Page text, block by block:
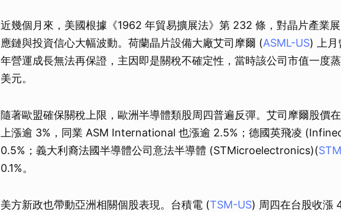
近幾個月來，美國根據《1962 年貿易擴展法》第 232 條，對晶片產業
應鏈與投資信心大幅波動。荷蘭晶片設備大廠艾司摩爾 (ASML-US) 上
年營運成長無法再保證，主因即是關稅不確定性，當時該公司市值一度
美元。
隨著歐盟確保關稅上限，歐洲半導體類股周四普遍反彈。艾司摩爾股價
上漲逾 3%，同業 ASM International 也漲逾 2.5%；德國英飛凌
0.5%；義大利裔法國半導體公司意法半導體 (STMicroelectronics)(
0.1%。
美方新政也帶動亞洲相關個股表現。台積電 (TSM-US) 周四在台股收漲